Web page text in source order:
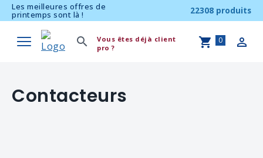
Les meilleures offres de
printemps sont là ! 22308 produits
Vous êtes déjà client
pro ?
0
Contacteurs